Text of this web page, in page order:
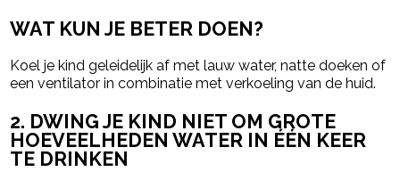
WAT KUN JE BETER DOEN?
Koel je kind geleidelijk af met lauw water, natte doeken of
een ventilator in combinatie met verkoeling van de huid.
2. DWING JE KIND NIET OM GROTE
HOEVEELHEDEN WATER IN ÉÉN KEER
TE DRINKEN